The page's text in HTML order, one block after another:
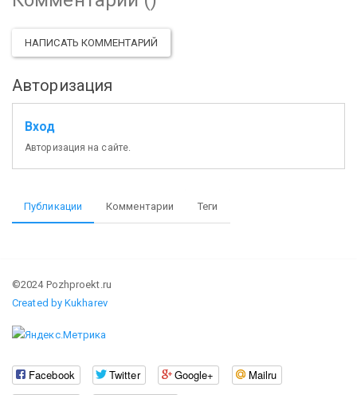
НАПИСАТЬ КОММЕНТАРИЙ
Авторизация
Вход
Авторизация на сайте.
Публикации Комментарии Теги
©2024 Pozhproekt.ru
Created by Kukharev
Facebook Twitter Google+ Mailru